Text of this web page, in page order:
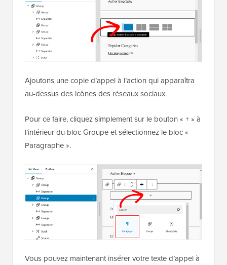
Ajoutons une copie d’appel à l’action qui apparaîtra
au-dessus des icônes des réseaux sociaux.
Pour ce faire, cliquez simplement sur le bouton « + » à
l’intérieur du bloc Groupe et sélectionnez le bloc «
Paragraphe ».
Vous pouvez maintenant insérer votre texte d’appel à